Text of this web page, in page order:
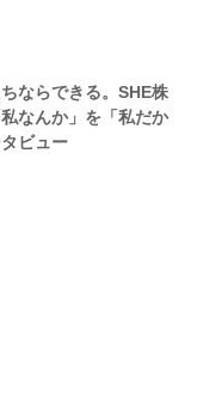
ならできる。SHE株
なんか」を「私だか
ビュー